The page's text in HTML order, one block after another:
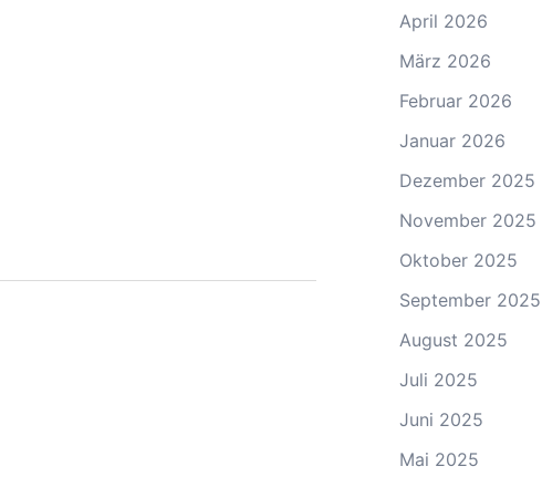
April 2026
März 2026
Februar 2026
Januar 2026
Dezember 2025
November 2025
Oktober 2025
September 2025
August 2025
Juli 2025
Juni 2025
Mai 2025